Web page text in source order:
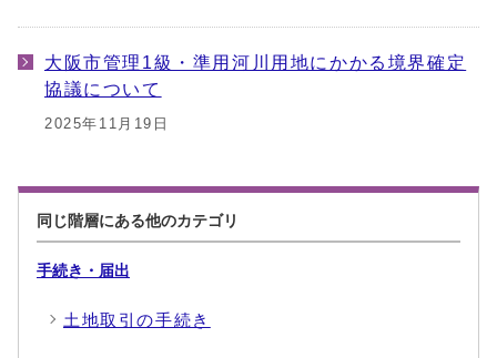
大阪市管理1級・準用河川用地にかかる境界確定
協議について
2025年11月19日
同じ階層にある他のカテゴリ
手続き・届出
土地取引の手続き